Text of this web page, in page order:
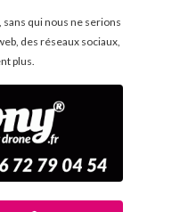
qui nous ne serions
des réseaux sociaux,
plus.